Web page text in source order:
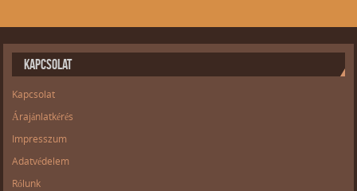
KAPCSOLAT
Kapcsolat
Árajánlatkérés
Impresszum
Adatvédelem
Rólunk